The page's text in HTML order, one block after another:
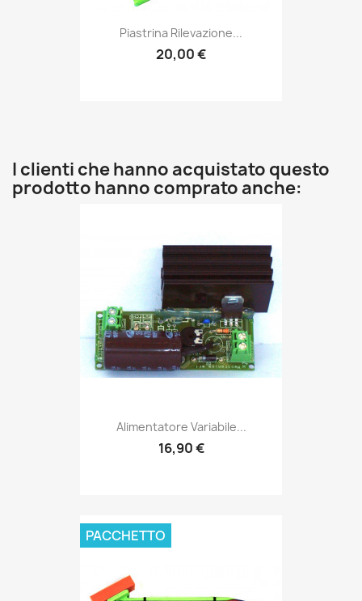
Piastrina Rilevazione...
20,00 €
I clienti che hanno acquistato questo
prodotto hanno comprato anche:
Alimentatore Variabile...
16,90 €
PACCHETTO